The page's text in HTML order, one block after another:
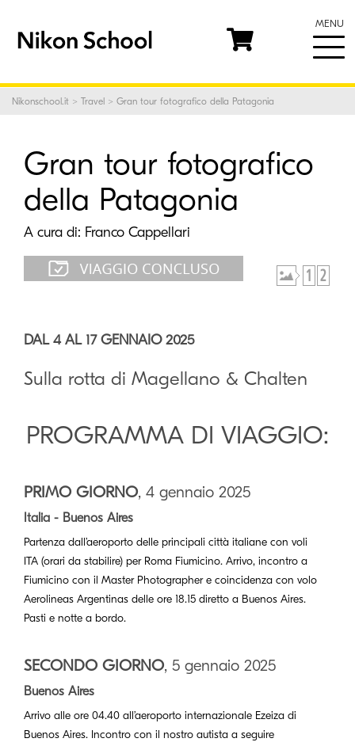
MENU
© Franco Cappellari
Nikonschool.it > Travel > Gran tour fotografico della Patagonia
Gran tour fotografico
della Patagonia
A cura di: Franco Cappellari
DAL 4 AL 17 GENNAIO 2025
Sulla rotta di Magellano & Chalten
PROGRAMMA DI VIAGGIO:
PRIMO GIORNO, 4 gennaio 2025
Italia - Buenos Aires
Partenza dall’aeroporto delle principali città italiane con voli
ITA (orari da stabilire) per Roma Fiumicino. Arrivo, incontro a
Fiumicino con il Master Photographer e coincidenza con volo
Aerolineas Argentinas delle ore 18.15 diretto a Buenos Aires.
Pasti e notte a bordo.
SECONDO GIORNO, 5 gennaio 2025
Buenos Aires
Arrivo alle ore 04.40 all’aeroporto internazionale Ezeiza di
Buenos Aires. Incontro con il nostro autista a seguire